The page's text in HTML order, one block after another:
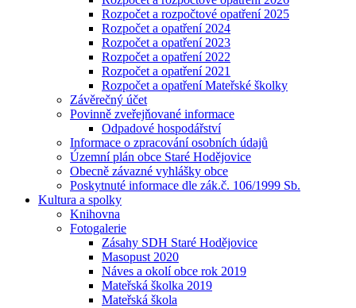
Rozpočet a rozpočtové opatření 2025
Rozpočet a opatření 2024
Rozpočet a opatření 2023
Rozpočet a opatření 2022
Rozpočet a opatření 2021
Rozpočet a opatření Mateřské školky
Závěrečný účet
Povinně zveřejňované informace
Odpadové hospodářství
Informace o zpracování osobních údajů
Územní plán obce Staré Hodějovice
Obecně závazné vyhlášky obce
Poskytnuté informace dle zák.č. 106/1999 Sb.
Kultura a spolky
Knihovna
Fotogalerie
Zásahy SDH Staré Hodějovice
Masopust 2020
Náves a okolí obce rok 2019
Mateřská školka 2019
Mateřská škola